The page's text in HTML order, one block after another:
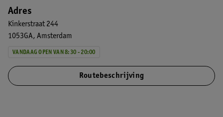
Adres
Kinkerstraat 244
1053GA Amsterdam
VANDAAG OPEN VAN 8:30 - 20:00
Routebeschrijving